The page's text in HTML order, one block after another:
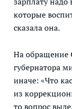
которые
сказала она.
На обращение
губернатора
иначе: «Что
из
то вопрос